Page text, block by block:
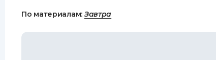
По материалам:Завтра